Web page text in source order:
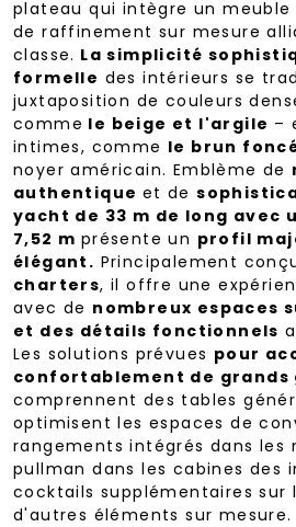
plateau qui intègre un meuble
de raffinement sur mesure
classe. La simplicité
formelle des intérieurs se
juxtaposition de couleurs
comme le beige et l'argile –
intimes, comme le brun
noyer américain. Emblème de
authentique et de
yacht de 33 m de long avec
7,52 m présente un profil
élégant. Principalement
charters, il offre une
avec de nombreux espaces
et des détails fonctionnels
Les solutions prévues pour
confortablement de grands
comprennent des tables
optimisent les espaces de
rangements intégrés dans les
pullman dans les cabines des
cocktails supplémentaires sur
d'autres éléments sur mesure.